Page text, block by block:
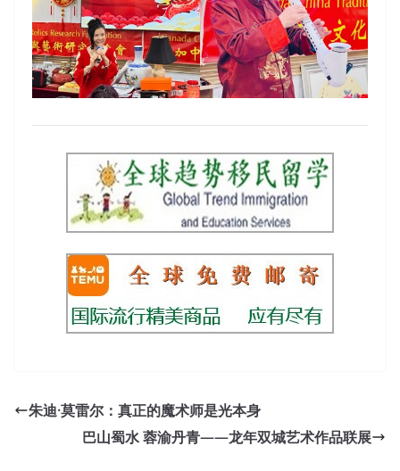
朱迪·莫雷尔：真正的魔术师是光本身
巴山蜀水 蓉渝丹青——龙年双城艺术作品联展